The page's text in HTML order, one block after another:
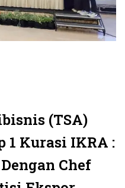
(TSA)
1 Kurasi IKRA :
Chef